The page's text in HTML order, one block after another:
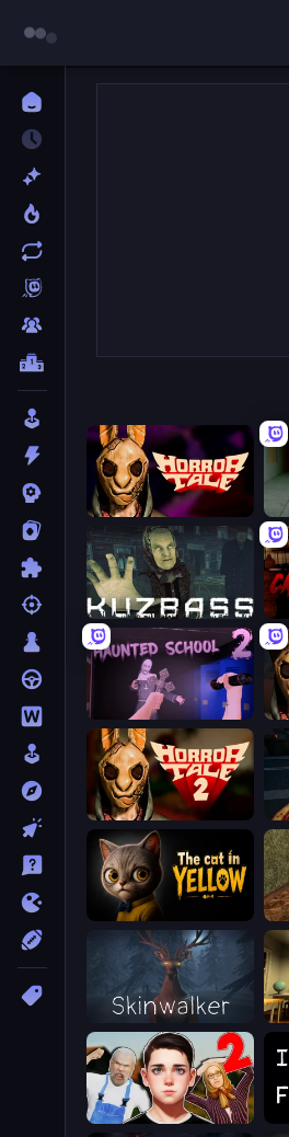
Horror Tale
Kuzbass Horror
Haunted School 2
Horror Tale 2: Samantha
Creepy
The Cat in Yellow
Death
Skinwalker
Schoolboy Escape 2